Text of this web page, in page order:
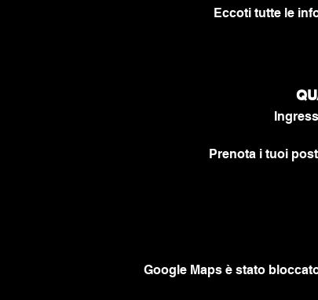
Eccoti tutte le
Prenota i tuoi
Google Maps è stato